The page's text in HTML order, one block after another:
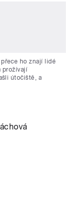
ho znají lidé
prožívají
útočiště, a